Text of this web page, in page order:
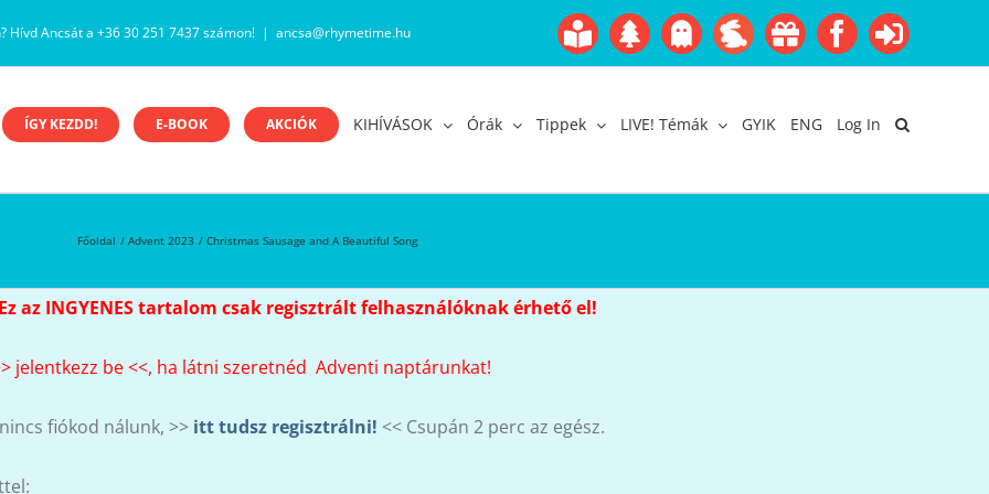
Hívd Ancsát a +36 30 251 7437 számon! | ancsa@rhymetime.hu
Boofairy
Gyerekangol
AdventHalloween
EasterAkcióFacebook
Login
ÍGY KEZDD! E-BOOK AKCIÓK KIHÍVÁSOK Órák Tippek LIVE! Témák GYIK ENG Log In
Főoldal Advent 2023 Christmas Sausage and A Beautiful Song
az INGYENES tartalom csak regisztrált felhasználóknak érhető el!
jelentkezz be<<, ha látni szeretnéd Adventi naptárunkat!
fiókod nálunk, >> itt tudsz regisztrálni! << Csupán 2 perc az egész.